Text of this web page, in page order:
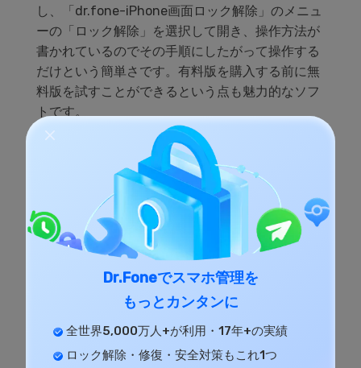
Dr.Foneでスマホ管理を
もっとカンタンに
全世界5,000万人+が利用・17年+の実績
ロック解除・修復・安全対策もこれ1つ
し、「dr.fone-iPhone画面ロック解除」のメニュ
ーの「ロック解除」を選択して開き、操作方法が
書かれているのでその手順にしたがって操作する
だけという簡単さです。有料版を購入する前に無
料版を試すことができるという点も魅力的なソフ
トです。